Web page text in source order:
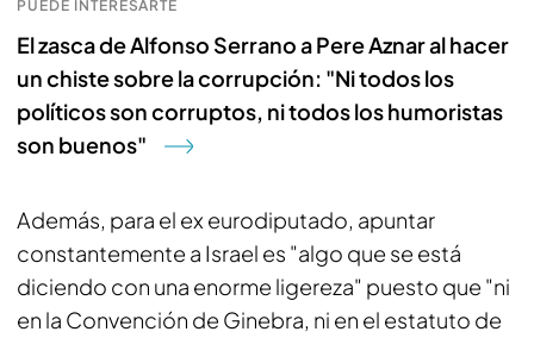
PUEDE INTERESARTE
El zasca de Alfonso Serrano a Pere Aznar al hacer
un chiste sobre la corrupción: "Ni todos los
políticos son corruptos, ni todos los humoristas
son buenos"
Además, para el ex eurodiputado, apuntar
constantemente a Israel es "algo que se está
diciendo con una enorme ligereza" puesto que "ni
en la Convención de Ginebra, ni en el estatuto de